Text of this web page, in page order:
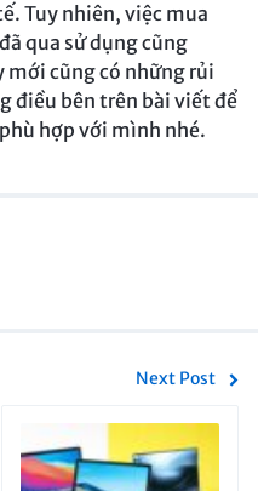
Tuy nhiên, việc mua
qua sử dụng cũng
mới cũng có những rủi
điều bên trên bài viết để
hợp với mình nhé.
Next Post